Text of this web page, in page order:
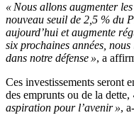
« Nous allons augmenter
nouveau seuil de 2,5 % du
aujourd’hui et augmente
six prochaines années,
dans notre défense », a
Ces investissements seront
des emprunts ou de la dette,
aspiration pour l’avenir »,